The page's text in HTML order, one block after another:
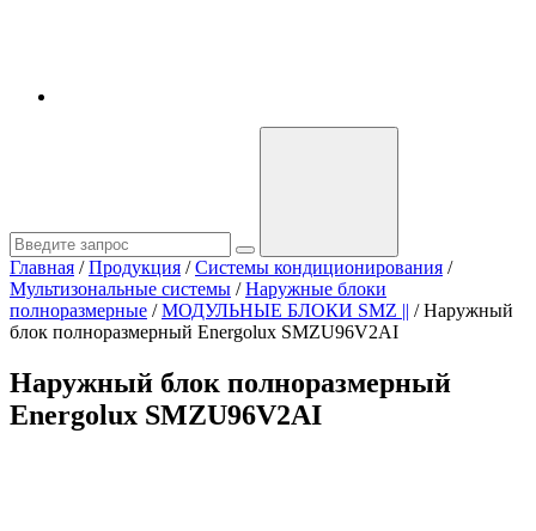
Главная / Продукция / Системы кондиционирования /
Мультизональные системы / Наружные блоки
полноразмерные / МОДУЛЬНЫЕ БЛОКИ SMZ || /Наружный
блок полноразмерный Energolux SMZU96V2AI
Наружный блок полноразмерный
Energolux SMZU96V2AI